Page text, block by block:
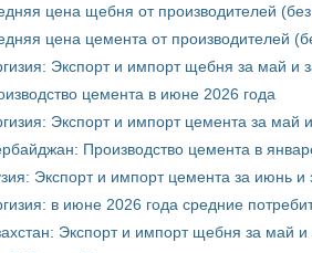
цена щебня от производителей
цена цемента от производителей
Экспорт и импорт щебня за май и
цемента в июне 2026 года
Экспорт и импорт цемента за май
Производство цемента в
Экспорт и импорт цемента за июнь
в июне 2026 года средние
Экспорт и импорт щебня за май